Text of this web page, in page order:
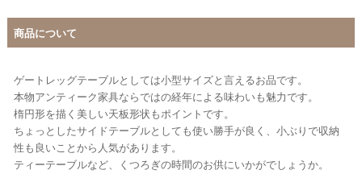
商品について
ゲートレッグテーブルとしては小型サイズと言えるお品です。
本物アンティーク家具ならではの経年による味わいも魅力です。
楕円形を描く美しい天板形状もポイントです。
ちょっとしたサイドテーブルとしても使い勝手が良く、小ぶりで収納
性も良いことから人気があります。
ティーテーブルなど、くつろぎの時間のお供にいかがでしょうか。